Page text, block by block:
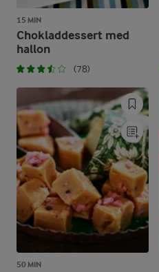
15 MIN
Chokladdessert med
hallon
(78)
50 MIN